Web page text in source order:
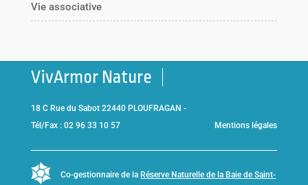
Vie associative
VivArmor Nature
18 C Rue du Sabot 22440 PLOUFRAGAN -
Tél/Fax : 02 96 33 10 57
Mentions légales
Co-gestionnaire de la Réserve Naturelle de la Baie de Saint-